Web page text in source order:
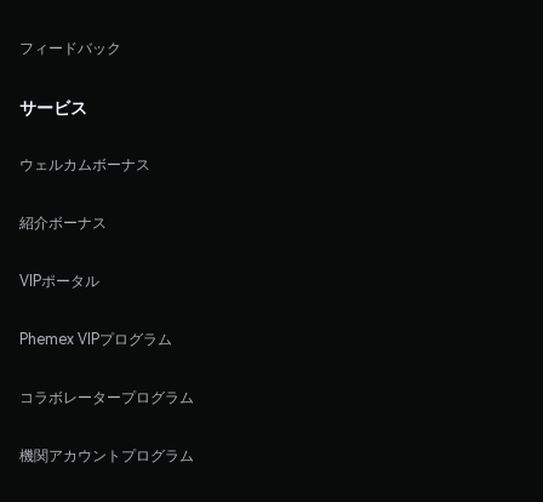
フィードバック
サービス
ウェルカムボーナス
紹介ボーナス
VIPポータル
Phemex VIPプログラム
コラボレータープログラム
機関アカウントプログラム